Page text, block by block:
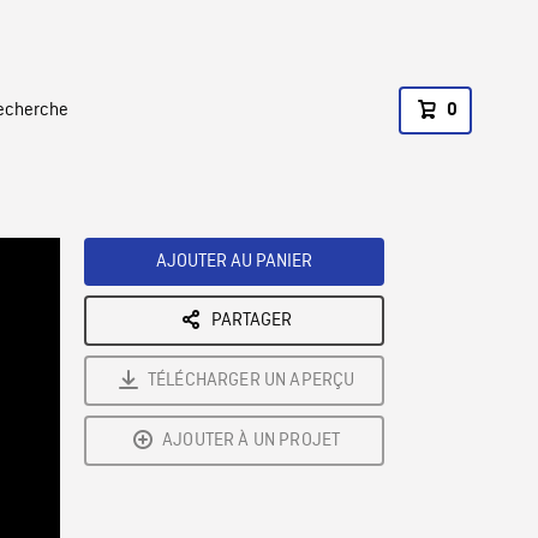
0
AJOUTER AU PANIER
PARTAGER
TÉLÉCHARGER UN APERÇU
AJOUTER À UN PROJET